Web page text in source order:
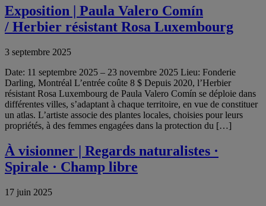
Exposition | Paula Valero Comín
/ Herbier résistant Rosa Luxembourg
3 septembre 2025
Date: 11 septembre 2025 – 23 novembre 2025 Lieu: Fonderie
Darling, Montréal L’entrée coûte 8 $ Depuis 2020, l’Herbier
résistant Rosa Luxembourg de Paula Valero Comín se déploie dans
différentes villes, s’adaptant à chaque territoire, en vue de constituer
un atlas. L’artiste associe des plantes locales, choisies pour leurs
propriétés, à des femmes engagées dans la protection du […]
À visionner | Regards naturalistes ·
Spirale · Champ libre
17 juin 2025